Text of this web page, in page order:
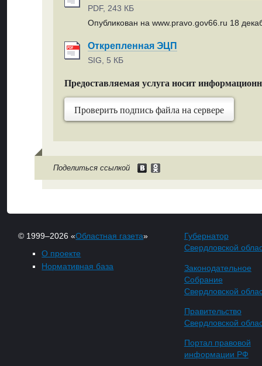
PDF, 243 КБ
Опубликован на www.pravo.gov66.ru 18
Открепленная ЭЦП
SIG, 5 КБ
Предоставляемая услуга носит
Проверить подпись файла на сервере
Поделиться ссылкой
© 1999–2026 «Областная газета»
О проекте
Нормативная база
Губернатор
Свердловской
Законодательное
Собрание
Свердловской
Правительство
Свердловской
Портал правовой
информации РФ